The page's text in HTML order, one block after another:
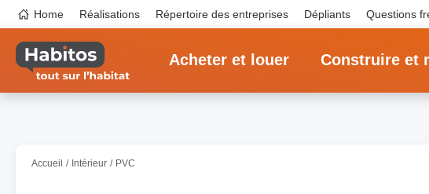
contenu
principal
Top
navigation
Home Réalisations Répertoire des entreprises Dépliants Questions
Acheter et louer Construire et
Accueil Intérieur PVC